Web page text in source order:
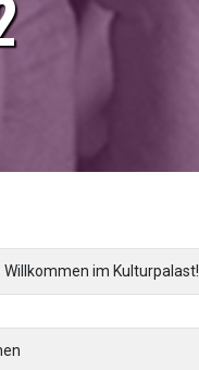
Willkommen im Kulturpalast!